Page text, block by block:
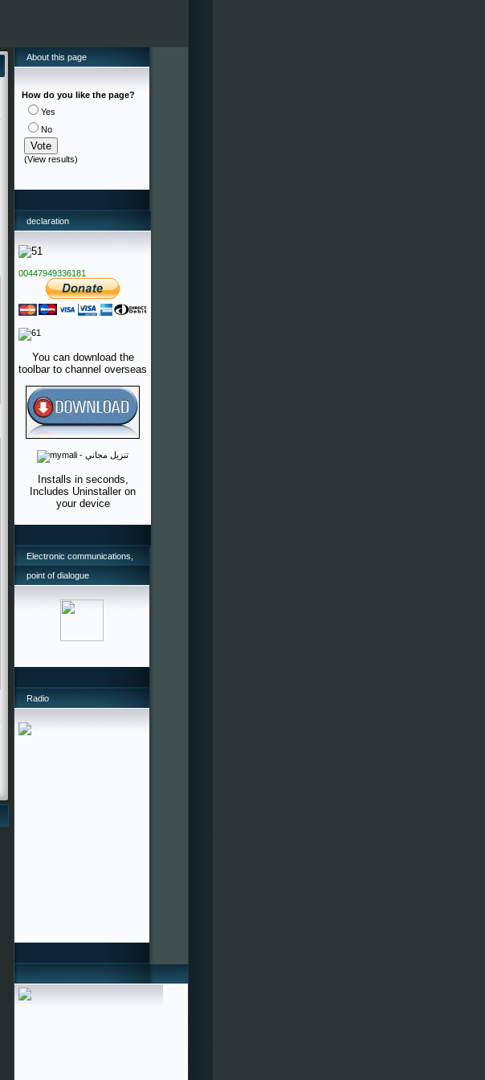
About this page
How do you like the page?
Yes
No
(View results)
declaration
00447949336181
You can download the
toolbar to channel overseas
Installs in seconds,
Includes Uninstaller on
your device
Electronic communications,
point of dialogue
Radio